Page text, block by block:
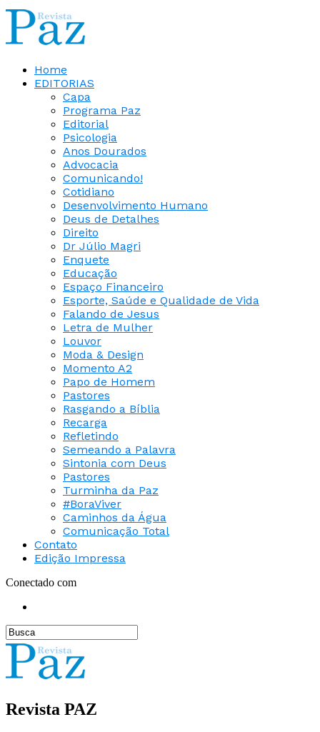
Home
EDITORIAS
Capa
Programa Paz
Editorial
Psicologia
Anos Dourados
Advocacia
Comunicando!
Cotidiano
Desenvolvimento Humano
Deus de Detalhes
Direito
Dr Júlio Magri
Enquete
Educação
Espaço Financeiro
Esporte, Saúde e Qualidade de Vida
Falando de Jesus
Letra de Mulher
Louvor
Moda & Design
Momento A2
Papo de Homem
Pastores
Rasgando a Bíblia
Recarga
Refletindo
Semeando a Palavra
Sintonia com Deus
Pastores
Turminha da Paz
#BoraViver
Caminhos da Água
Comunicação Total
Contato
Edição Impressa
Conectado com
Revista PAZ